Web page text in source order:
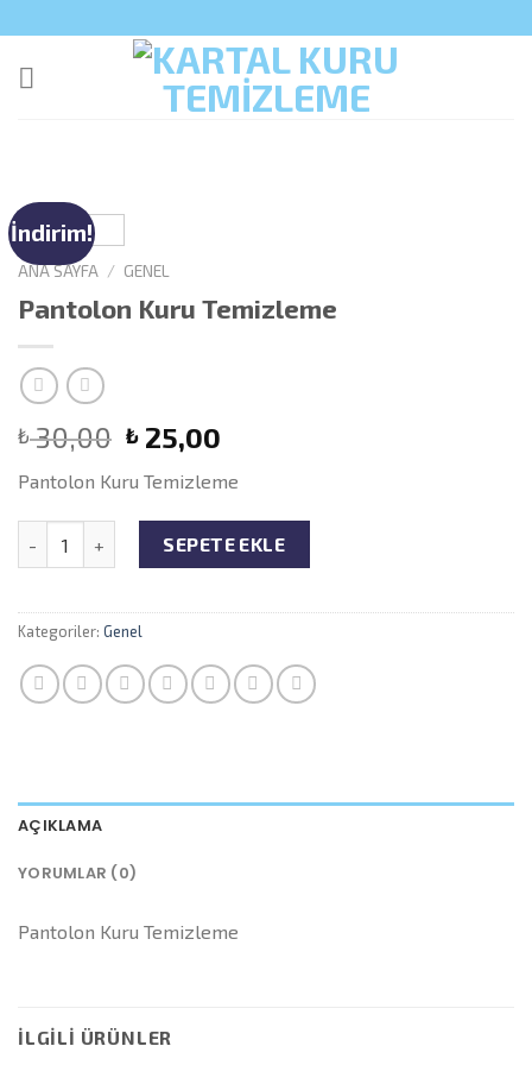
to
content
İndirim!
ANA SAYFA / GENEL
Pantolon Kuru Temizleme
₺30,00 ₺ 25,00
Pantolon Kuru Temizleme
SEPETE EKLE
Kategoriler: Genel
AÇIKLAMA
YORUMLAR (0)
Pantolon Kuru Temizleme
İLGILI ÜRÜNLER